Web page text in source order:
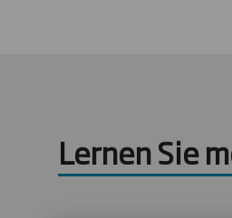
Lernen Sie